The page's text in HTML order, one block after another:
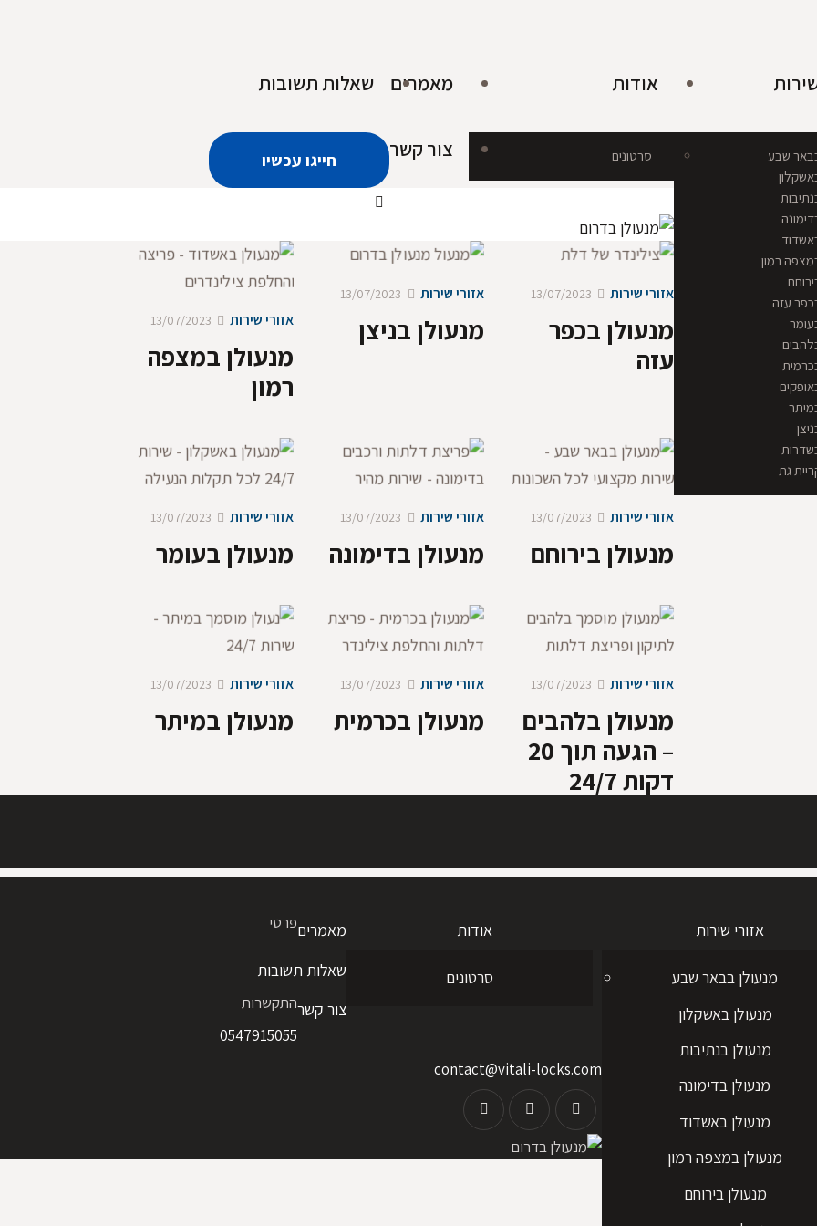
שבע
רמון
עזה
גת
אודות
סרטונים
מאמרים שאלות תשובות
צור קשר חייגו עכשיו
אזורי שירות 13/07/2023
מנעולן בכפר
עזה
אזורי שירות 13/07/2023
מנעולן בניצן אזורי שירות 13/07/2023
מנעולן במצפה
רמון
אזורי שירות 13/07/2023
מנעולן בירוחם
אזורי שירות 13/07/2023
מנעולן בדימונה
אזורי שירות 13/07/2023
מנעולן בעומר
אזורי שירות 13/07/2023
מנעולן בלהבים
– הגעה תוך 20
דקות 24/7
אזורי שירות 13/07/2023
מנעולן בכרמית
אזורי שירות 13/07/2023
מנעולן במיתר
אזורי שירות
מנעולן בבאר שבע
מנעולן באשקלון
מנעולן בנתיבות
מנעולן בדימונה
מנעולן באשדוד
מנעולן במצפה רמון
מנעולן בירוחם
אודות
סרטונים
מאמרים
שאלות תשובות
צור קשר
פרטי
התקשרות
0547915055
contact@vitali-locks.com
facebook-
1
instagram
whatsapp